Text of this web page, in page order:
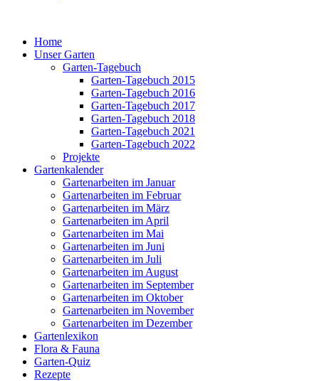
Home
Unser Garten
Garten-Tagebuch
Garten-Tagebuch 2015
Garten-Tagebuch 2016
Garten-Tagebuch 2017
Garten-Tagebuch 2018
Garten-Tagebuch 2021
Garten-Tagebuch 2022
Projekte
Gartenkalender
Gartenarbeiten im Januar
Gartenarbeiten im Februar
Gartenarbeiten im März
Gartenarbeiten im April
Gartenarbeiten im Mai
Gartenarbeiten im Juni
Gartenarbeiten im Juli
Gartenarbeiten im August
Gartenarbeiten im September
Gartenarbeiten im Oktober
Gartenarbeiten im November
Gartenarbeiten im Dezember
Gartenlexikon
Flora & Fauna
Garten-Quiz
Rezepte